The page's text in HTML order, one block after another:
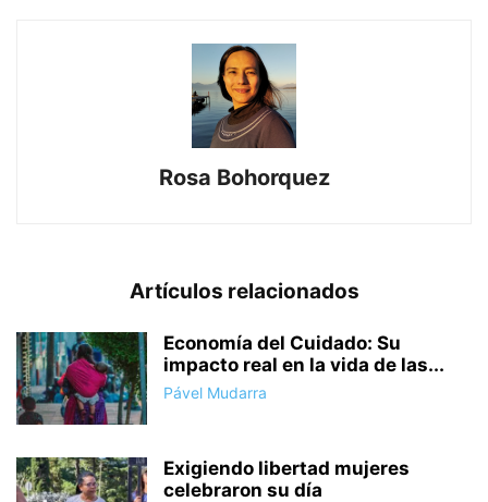
Rosa Bohorquez
Artículos relacionados
Economía del Cuidado: Su
impacto real en la vida de las...
Pável Mudarra
Exigiendo libertad mujeres
celebraron su día